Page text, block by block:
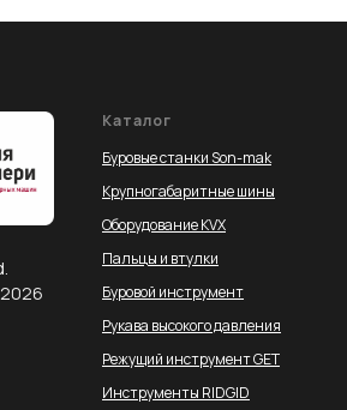
Каталог
Буровые станки Son-mak
Крупногабаритные шины
Оборудование KVX
Пальцы и втулки
Буровой инструмент
Рукава высокого давления
Режущий инструмент GET
Инструменты RIDGID